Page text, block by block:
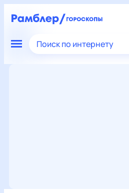
Поиск по интернету